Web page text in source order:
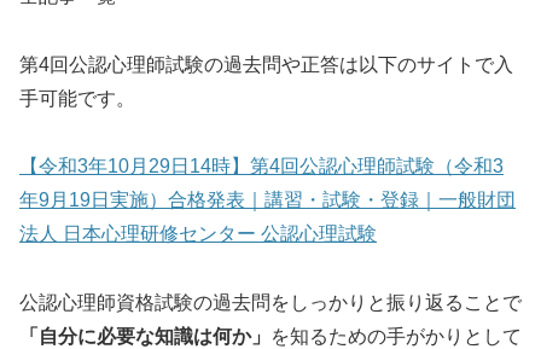
第4回公認心理師試験の過去問や正答は以下のサイトで入
手可能です。
【令和3年10月29日14時】第4回公認心理師試験（令和3
年9月19日実施）合格発表｜講習・試験・登録｜一般財団
法人 日本心理研修センター 公認心理試験
公認心理師資格試験の過去問をしっかりと振り返ることで
「自分に必要な知識は何か」
を知るための手がかりとして